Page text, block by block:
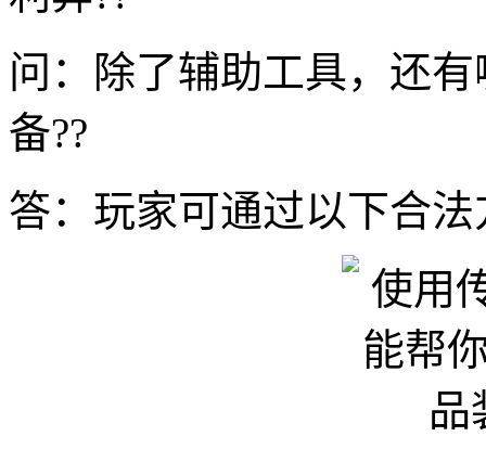
问：除了辅助工具，还
备??
答：玩家可通过以下合法